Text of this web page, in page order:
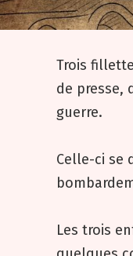
Trois
de presse,
guerre.
Celle-ci se
Les trois